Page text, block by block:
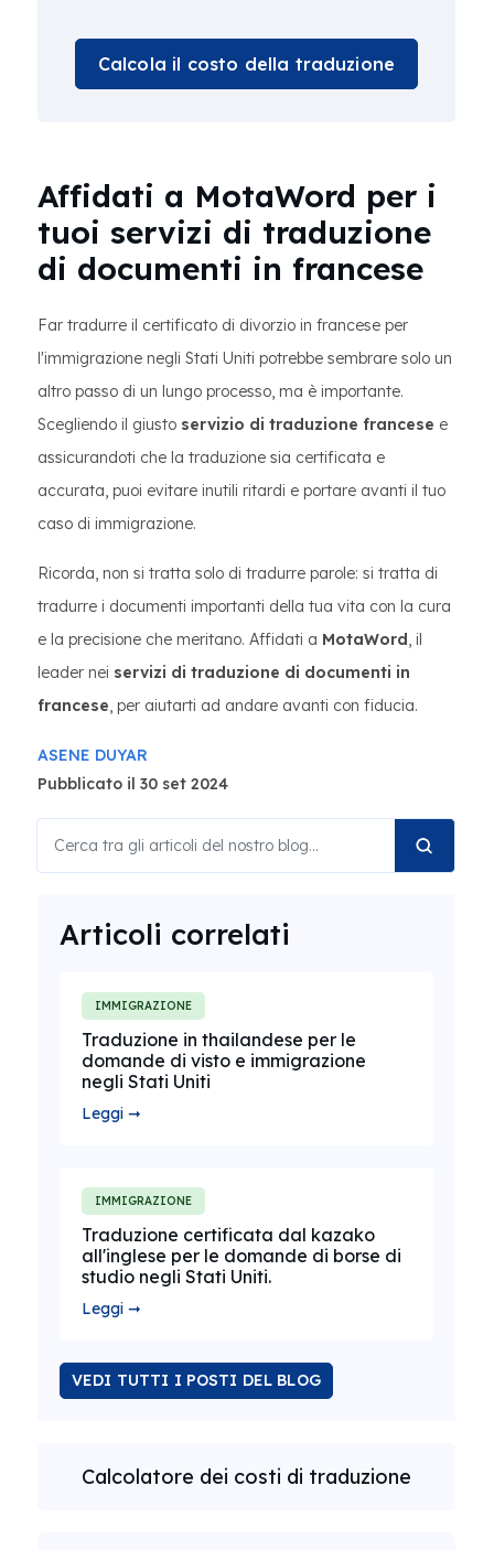
Calcola il costo della traduzione
Affidati a MotaWord per i
tuoi servizi di traduzione
di documenti in francese
Far tradurre il certificato di divorzio in francese per
l'immigrazione negli Stati Uniti potrebbe sembrare solo un
altro passo di un lungo processo, ma è importante.
Scegliendo il giusto servizio di traduzione francese e
assicurandoti che la traduzione sia certificata e
accurata, puoi evitare inutili ritardi e portare avanti il tuo
caso di immigrazione.
Ricorda, non si tratta solo di tradurre parole: si tratta di
tradurre i documenti importanti della tua vita con la cura
e la precisione che meritano. Affidati a MotaWord, il
leader nei servizi di traduzione di documenti in
francese, per aiutarti ad andare avanti con fiducia.
ASENE DUYAR
Pubblicato il 30 set 2024
Articoli correlati
IMMIGRAZIONE
Traduzione in thailandese per le
domande di visto e immigrazione
negli Stati Uniti
Leggi ➞
IMMIGRAZIONE
Traduzione certificata dal kazako
all'inglese per le domande di borse di
studio negli Stati Uniti.
Leggi ➞
VEDI TUTTI I POSTI DEL BLOG
Calcolatore dei costi di traduzione